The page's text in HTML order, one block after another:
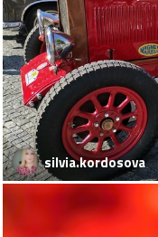
silvia.kordosova